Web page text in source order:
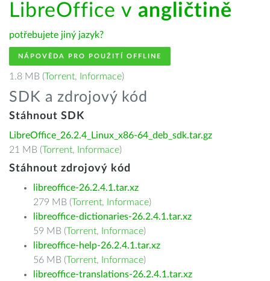
LibreOffice v angličtině
potřebujete jiný jazyk?
NÁPOVĚDA PRO POUŽITÍ OFFLINE
1.8 MB (Torrent, Informace)
SDK a zdrojový kód
Stáhnout SDK
LibreOffice_26.2.4_Linux_x86-64_deb_sdk.tar.gz
21 MB (Torrent, Informace)
Stáhnout zdrojový kód
libreoffice-26.2.4.1.tar.xz
279 MB (Torrent, Informace)
libreoffice-dictionaries-26.2.4.1.tar.xz
59 MB (Torrent, Informace)
libreoffice-help-26.2.4.1.tar.xz
56 MB (Torrent, Informace)
libreoffice-translations-26.2.4.1.tar.xz